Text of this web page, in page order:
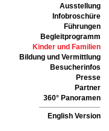
Ausstellung
Infobroschüre
Führungen
Begleitprogramm
Kinder und Familien
Bildung und Vermittlung
Besucherinfos
Presse
Partner
360° Panoramen
English Version